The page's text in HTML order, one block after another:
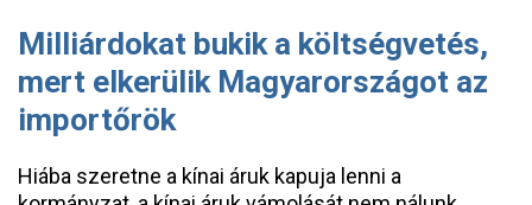
Milliárdokat bukik a költségvetés,
mert elkerülik Magyarországot az
importőrök
Hiába szeretne a kínai áruk kapuja lenni a